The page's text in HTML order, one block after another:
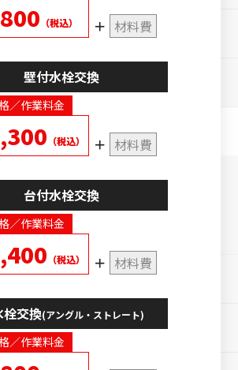
（税込） 材料費
壁付水栓交換
／作業料金
（税込） 材料費
台付水栓交換
／作業料金
（税込） 材料費
栓交換(アングル・ストレート)
／作業料金